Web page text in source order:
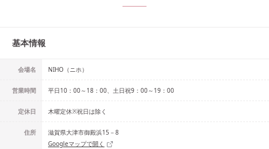
基本情報
会場名 NIHO（ニホ）
営業時間 平日10：00～18：00、土日祝9：00～19：00
定休日 木曜定休※祝日は除く
住所
滋賀県大津市御殿浜15－8
Googleマップで開く